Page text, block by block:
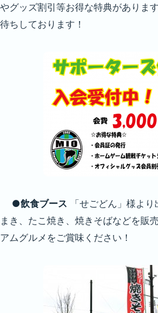
やグッズ割引等お得な特典がありま
待ちしております！
●飲食ブース 「せごどん」様よ
まき、たこ焼き、焼きそばなどを販
アムグルメをご賞味ください！